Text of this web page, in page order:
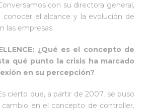
con su directora general,
conocer el alcance y la evolución de
las empresas.
¿Qué es el concepto de
qué punto la crisis ha marcado
en su percepción?
cierto que, a partir de 2007, se puso
en el concepto de controller.